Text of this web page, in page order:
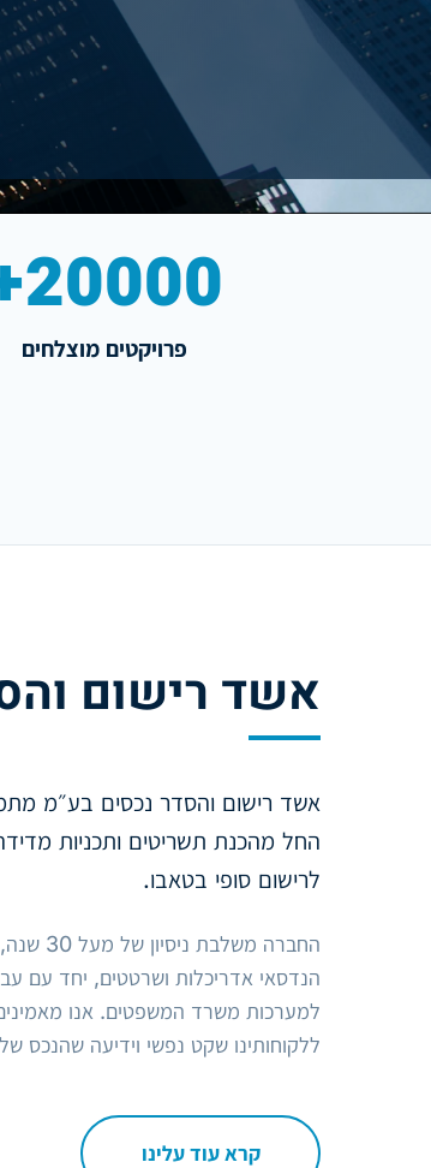
20000+
פרויקטים מוצלחים
אשד רישום
אשד רישום והסדר נכסים בע״מ
החל מהכנת תשריטים ותכניות
לרישום סופי בטאבו.
החברה
הנדסאי אדריכלות ושרטטים, יחד עם
למערכות משרד המשפטים. אנו
ללקוחותינו שקט נפשי וידיעה שהנכס
קרא עוד עלינו